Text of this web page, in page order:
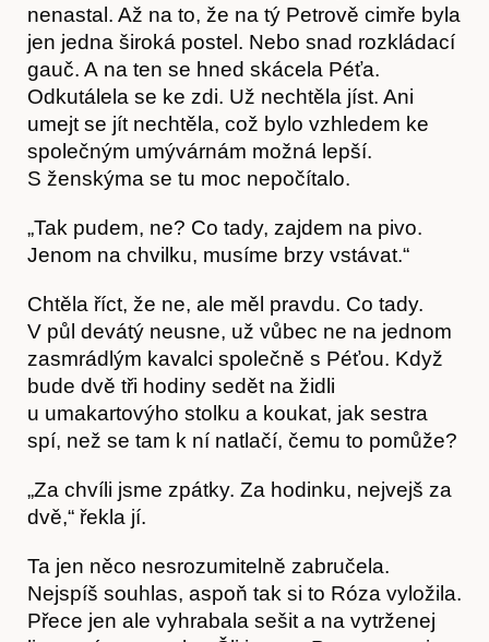
Hostcast
nenastal. Až na to, že na tý Petrově cimře byla
jen jedna široká postel. Nebo snad rozkládací
gauč. A na ten se hned skácela Péťa.
Odkutálela se ke zdi. Už nechtěla jíst. Ani
umejt se jít nechtěla, což bylo vzhledem ke
společným umývárnám možná lepší.
S ženskýma se tu moc nepočítalo.
„Tak pudem, ne? Co tady, zajdem na pivo.
Jenom na chvilku, musíme brzy vstávat.“
Chtěla říct, že ne, ale měl pravdu. Co tady.
V půl devátý neusne, už vůbec ne na jednom
zasmrádlým kavalci společně s Péťou. Když
bude dvě tři hodiny sedět na židli
u umakartovýho stolku a koukat, jak sestra
spí, než se tam k ní natlačí, čemu to pomůže?
„Za chvíli jsme zpátky. Za hodinku, nejvejš za
dvě,“ řekla jí.
Ta jen něco nesrozumitelně zabručela.
Nejspíš souhlas, aspoň tak si to Róza vyložila.
Přece jen ale vyhrabala sešit a na vytrženej